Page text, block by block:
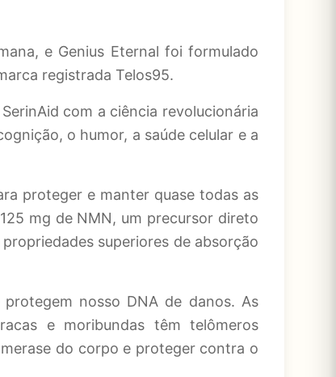
e Genius Eternal foi formulado
registrada Telos95.
com a ciência revolucionária
o humor, a saúde celular e a
proteger e manter quase todas as
mg de NMN, um precursor direto
superiores de absorção
protegem nosso DNA de danos. As
e moribundas têm telômeros
do corpo e proteger contra o